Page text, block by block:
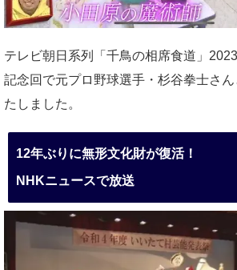
テレビ朝日系列「千鳥の相席食道」
記念回で元プロ野球選手・杉谷拳士さ
たしました。
12年ぶりに無形文化財が復活！
NHKニュースで放送